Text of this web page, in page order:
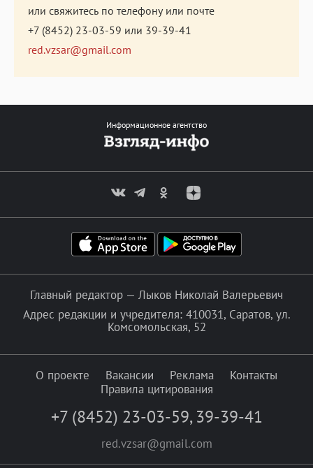
или свяжитесь по телефону или почте
+7 (8452) 23-03-59 или 39-39-41
red.vzsar@gmail.com
Информационное агентство
Главный редактор — Лыков Николай Валерьевич
Адрес редакции и учредителя: 410031, Саратов, ул.
Комсомольская, 52
О проекте Вакансии Реклама
Контакты
Правила цитирования
+7 (8452) 23-03-59, 39-39-41
red.vzsar@gmail.com